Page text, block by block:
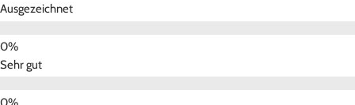
Ausgezeichnet
Sehr gut